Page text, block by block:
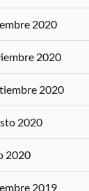
2020
2020
2020
2020
2020
2019